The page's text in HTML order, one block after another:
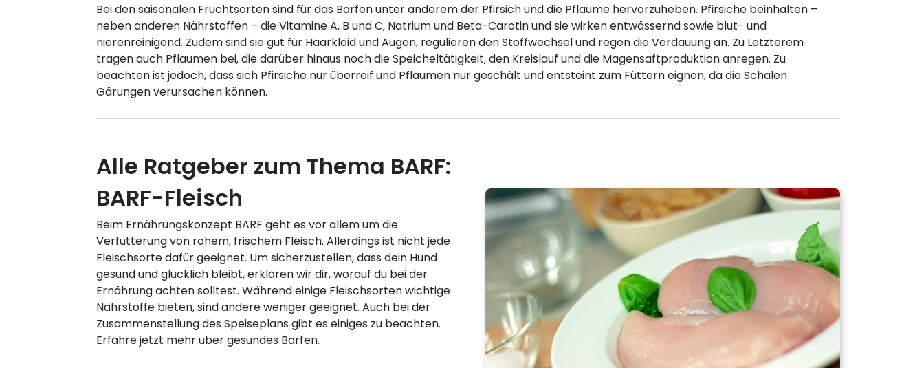
Bei den saisonalen Fruchtsorten sind für das Barfen unter anderem der Pfirsich und die Pflaume hervorzuheben. Pfirsiche beinhalten –
neben anderen Nährstoffen – die Vitamine A, B und C, Natrium und Beta-Carotin und sie wirken entwässernd sowie blut- und
nierenreinigend. Zudem sind sie gut für Haarkleid und Augen, regulieren den Stoffwechsel und regen die Verdauung an. Zu Letzterem
tragen auch Pflaumen bei, die darüber hinaus noch die Speicheltätigkeit, den Kreislauf und die Magensaftproduktion anregen. Zu
beachten ist jedoch, dass sich Pfirsiche nur überreif und Pflaumen nur geschält und entsteint zum Füttern eignen, da die Schalen
Gärungen verursachen können.
Alle Ratgeber zum Thema BARF:
BARF-Fleisch
Beim Ernährungskonzept BARF geht es vor allem um die
Verfütterung von rohem, frischem Fleisch. Allerdings ist nicht jede
Fleischsorte dafür geeignet. Um sicherzustellen, dass dein Hund
gesund und glücklich bleibt, erklären wir dir, worauf du bei der
Ernährung achten solltest. Während einige Fleischsorten wichtige
Nährstoffe bieten, sind andere weniger geeignet. Auch bei der
Zusammenstellung des Speiseplans gibt es einiges zu beachten.
Erfahre jetzt mehr über gesundes Barfen.